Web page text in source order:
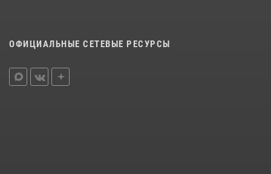
ОФИЦИАЛЬНЫЕ СЕТЕВЫЕ РЕСУРСЫ